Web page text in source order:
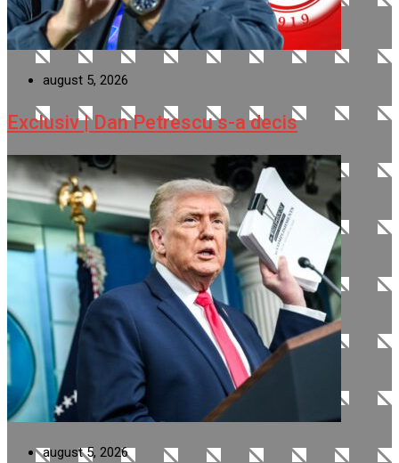
august 5, 2026
Exclusiv | Dan Petrescu s-a decis
august 5, 2026